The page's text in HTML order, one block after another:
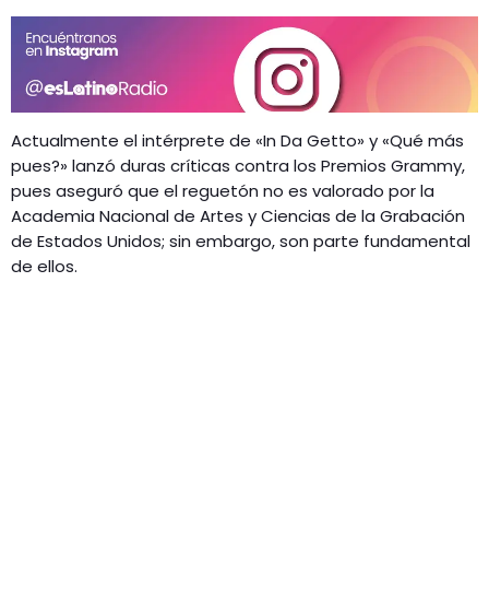
Actualmente el intérprete de «In Da Getto» y «Qué más
pues?» lanzó duras críticas contra los Premios Grammy,
pues aseguró que el reguetón no es valorado por la
Academia Nacional de Artes y Ciencias de la Grabación
de Estados Unidos; sin embargo, son parte fundamental
de ellos.